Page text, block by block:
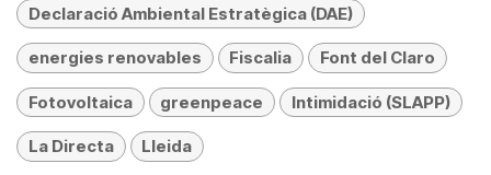
Declaració Ambiental Estratègica (DAE)
energies renovables Fiscalia Font del Claro
Fotovoltaica greenpeace Intimidació (SLAPP)
La Directa Lleida